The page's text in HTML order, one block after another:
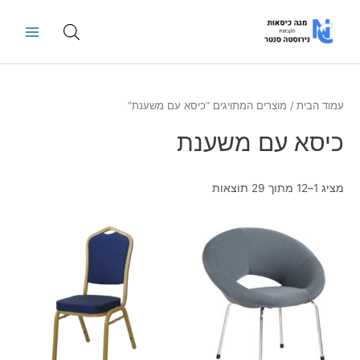
Menu
עמוד הבית / מוצרים המתויגים “כיסא עם משענת”
כיסא עם משענת
מציג 1–12 מתוך 29 תוצאות
למוצר
מספר
סוגים.
ניתן
לבחור